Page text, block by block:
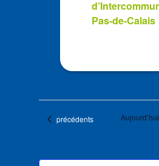
Pas-de-Calais
Évènements
précédents Aujourd’hui